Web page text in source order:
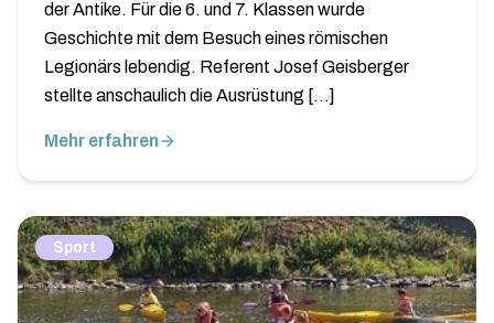
der Antike. Für die 6. und 7. Klassen wurde
Geschichte mit dem Besuch eines römischen
Legionärs lebendig. Referent Josef Geisberger
stellte anschaulich die Ausrüstung […]
Mehr erfahren
Sport